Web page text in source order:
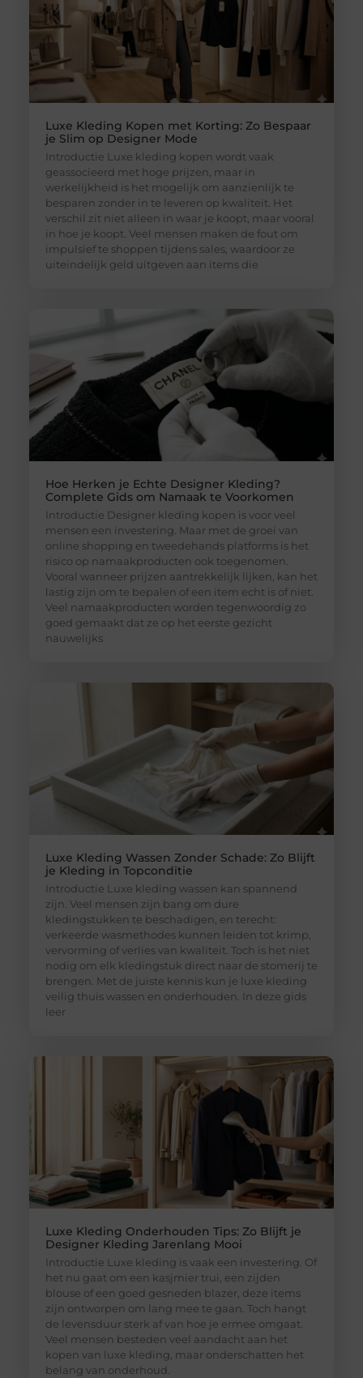
Luxe Kleding Kopen met Korting: Zo Bespaar
je Slim op Designer Mode
Introductie Luxe kleding kopen wordt vaak
geassocieerd met hoge prijzen, maar in
werkelijkheid is het mogelijk om aanzienlijk te
besparen zonder in te leveren op kwaliteit. Het
verschil zit niet alleen in waar je koopt, maar vooral
in hoe je koopt. Veel mensen maken de fout om
impulsief te shoppen tijdens sales, waardoor ze
uiteindelijk geld uitgeven aan items die
Hoe Herken je Echte Designer Kleding?
Complete Gids om Namaak te Voorkomen
Introductie Designer kleding kopen is voor veel
mensen een investering. Maar met de groei van
online shopping en tweedehands platforms is het
risico op namaakproducten ook toegenomen.
Vooral wanneer prijzen aantrekkelijk lijken, kan het
lastig zijn om te bepalen of een item echt is of niet.
Veel namaakproducten worden tegenwoordig zo
goed gemaakt dat ze op het eerste gezicht
nauwelijks
Luxe Kleding Wassen Zonder Schade: Zo Blijft
je Kleding in Topconditie
Introductie Luxe kleding wassen kan spannend
zijn. Veel mensen zijn bang om dure
kledingstukken te beschadigen, en terecht:
verkeerde wasmethodes kunnen leiden tot krimp,
vervorming of verlies van kwaliteit. Toch is het niet
nodig om elk kledingstuk direct naar de stomerij te
brengen. Met de juiste kennis kun je luxe kleding
veilig thuis wassen en onderhouden. In deze gids
leer
Luxe Kleding Onderhouden Tips: Zo Blijft je
Designer Kleding Jarenlang Mooi
Introductie Luxe kleding is vaak een investering. Of
het nu gaat om een kasjmier trui, een zijden
blouse of een goed gesneden blazer, deze items
zijn ontworpen om lang mee te gaan. Toch hangt
de levensduur sterk af van hoe je ermee omgaat.
Veel mensen besteden veel aandacht aan het
kopen van luxe kleding, maar onderschatten het
belang van onderhoud.